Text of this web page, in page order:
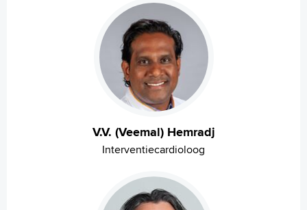
V.V. (Veemal) Hemradj
Interventiecardioloog